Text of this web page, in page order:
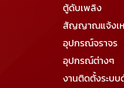
ตู้ดับเพลิง
สัญญาณแจ้งเ
อุปกรณ์จราจร
อุปกรณ์ต่างๆ
งานติดตั้งระบ